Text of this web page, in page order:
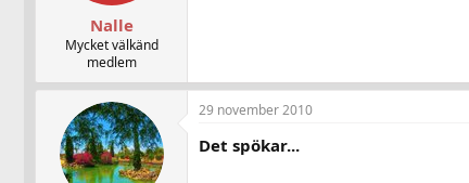
Nalle
Mycket välkänd
medlem
29 november 2010
Det spökar...